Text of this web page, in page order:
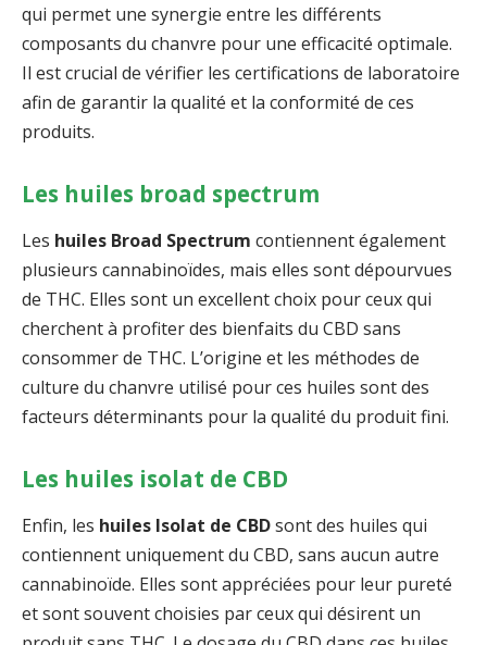
qui permet une synergie entre les différents
composants du chanvre pour une efficacité optimale.
Il est crucial de vérifier les certifications de laboratoire
afin de garantir la qualité et la conformité de ces
produits.
Les huiles broad spectrum
Les huiles Broad Spectrum contiennent également
plusieurs cannabinoïdes, mais elles sont dépourvues
de THC. Elles sont un excellent choix pour ceux qui
cherchent à profiter des bienfaits du CBD sans
consommer de THC. L’origine et les méthodes de
culture du chanvre utilisé pour ces huiles sont des
facteurs déterminants pour la qualité du produit fini.
Les huiles isolat de CBD
Enfin, les huiles Isolat de CBDsont des huiles qui
contiennent uniquement du CBD, sans aucun autre
cannabinoïde. Elles sont appréciées pour leur pureté
et sont souvent choisies par ceux qui désirent un